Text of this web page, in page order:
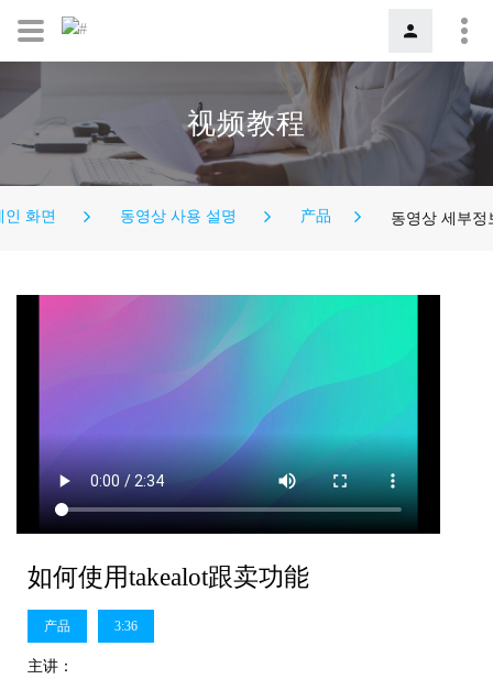
视频教程
인 화면 동영상 사용 설명 产品 동영상 세부정
如何使用takealot跟卖功能
产品 3:36
主讲：